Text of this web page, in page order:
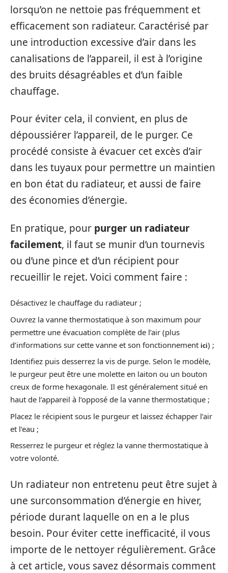
lorsqu’on ne nettoie pas fréquemment et
efficacement son radiateur. Caractérisé par
une introduction excessive d’air dans les
canalisations de l’appareil, il est à l’origine
des bruits désagréables et d’un faible
chauffage.
Pour éviter cela, il convient, en plus de
dépoussiérer l’appareil, de le purger. Ce
procédé consiste à évacuer cet excès d’air
dans les tuyaux pour permettre un maintien
en bon état du radiateur, et aussi de faire
des économies d’énergie.
En pratique, pour purger un radiateur
facilement, il faut se munir d’un tournevis
ou d’une pince et d’un récipient pour
recueillir le rejet. Voici comment faire :
Désactivez le chauffage du radiateur ;
Ouvrez la vanne thermostatique à son maximum pour
permettre une évacuation complète de l’air (plus
d’informations sur cette vanne et son fonctionnement ici) ;
Identifiez puis desserrez la vis de purge. Selon le modèle,
le purgeur peut être une molette en laiton ou un bouton
creux de forme hexagonale. Il est généralement situé en
haut de l’appareil à l’opposé de la vanne thermostatique ;
Placez le récipient sous le purgeur et laissez échapper l’air
et l’eau ;
Resserrez le purgeur et réglez la vanne thermostatique à
votre volonté.
Un radiateur non entretenu peut être sujet à
une surconsommation d’énergie en hiver,
période durant laquelle on en a le plus
besoin. Pour éviter cette inefficacité, il vous
importe de le nettoyer régulièrement. Grâce
à cet article, vous savez désormais comment